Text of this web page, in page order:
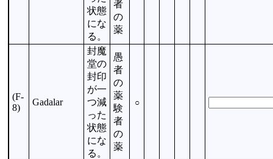
状態
にな
る。
者
の
薬
(F-
8)
Gadalar
封魔
堂の
封印
が一
つ減
った
状態
にな
る。
愚
者
の
薬
験
者
の
薬
○